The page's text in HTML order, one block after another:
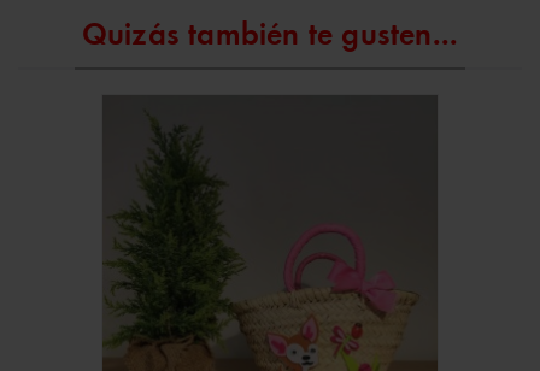
Quizás también te gusten...